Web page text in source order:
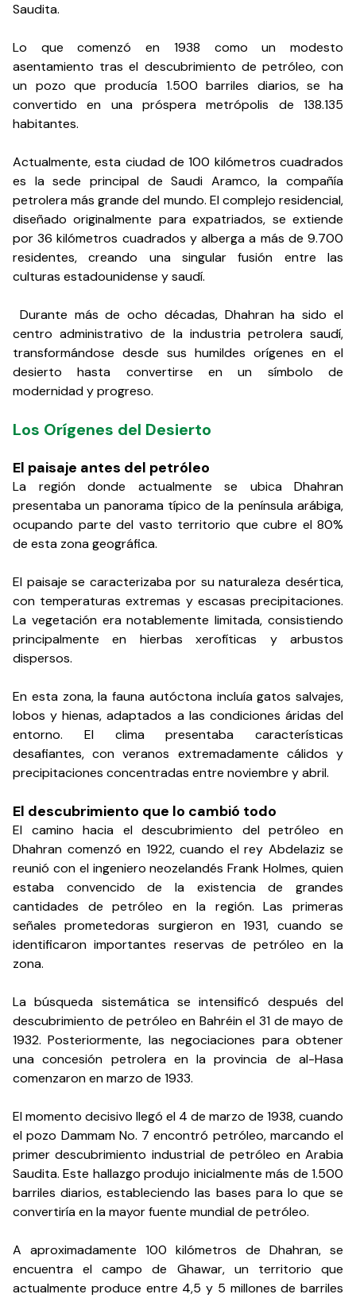
Saudita.
Lo que comenzó en 1938 como un modesto
asentamiento tras el descubrimiento de petróleo, con
un pozo que producía 1.500 barriles diarios, se ha
convertido en una próspera metrópolis de 138.135
habitantes.
Actualmente, esta ciudad de 100 kilómetros cuadrados
es la sede principal de Saudi Aramco, la compañía
petrolera más grande del mundo. El complejo residencial,
diseñado originalmente para expatriados, se extiende
por 36 kilómetros cuadrados y alberga a más de 9.700
residentes, creando una singular fusión entre las
culturas estadounidense y saudí.
Durante más de ocho décadas, Dhahran ha sido el
centro administrativo de la industria petrolera saudí,
transformándose desde sus humildes orígenes en el
desierto hasta convertirse en un símbolo de
modernidad y progreso.
Los Orígenes del Desierto
El paisaje antes del petróleo
La región donde actualmente se ubica Dhahran
presentaba un panorama típico de la península arábiga,
ocupando parte del vasto territorio que cubre el 80%
de esta zona geográfica.
El paisaje se caracterizaba por su naturaleza desértica,
con temperaturas extremas y escasas precipitaciones.
La vegetación era notablemente limitada, consistiendo
principalmente en hierbas xerofíticas y arbustos
dispersos.
En esta zona, la fauna autóctona incluía gatos salvajes,
lobos y hienas, adaptados a las condiciones áridas del
entorno. El clima presentaba características
desafiantes, con veranos extremadamente cálidos y
precipitaciones concentradas entre noviembre y abril.
El descubrimiento que lo cambió todo
El camino hacia el descubrimiento del petróleo en
Dhahran comenzó en 1922, cuando el rey Abdelaziz se
reunió con el ingeniero neozelandés Frank Holmes, quien
estaba convencido de la existencia de grandes
cantidades de petróleo en la región. Las primeras
señales prometedoras surgieron en 1931, cuando se
identificaron importantes reservas de petróleo en la
zona.
La búsqueda sistemática se intensificó después del
descubrimiento de petróleo en Bahréin el 31 de mayo de
1932. Posteriormente, las negociaciones para obtener
una concesión petrolera en la provincia de al-Hasa
comenzaron en marzo de 1933.
El momento decisivo llegó el 4 de marzo de 1938, cuando
el pozo Dammam No. 7 encontró petróleo, marcando el
primer descubrimiento industrial de petróleo en Arabia
Saudita. Este hallazgo produjo inicialmente más de 1.500
barriles diarios, estableciendo las bases para lo que se
convertiría en la mayor fuente mundial de petróleo.
A aproximadamente 100 kilómetros de Dhahran, se
encuentra el campo de Ghawar, un territorio que
actualmente produce entre 4,5 y 5 millones de barriles